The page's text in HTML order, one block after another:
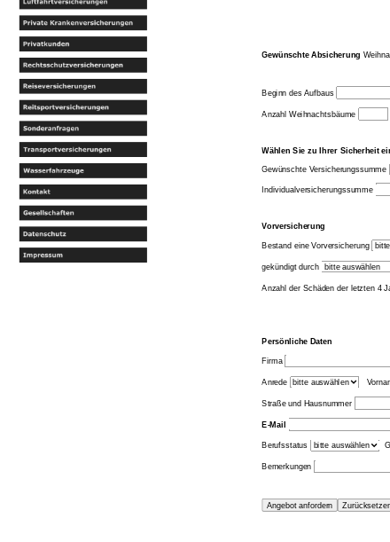
Gewünschte Absicherung
Beginn des Aufbaus
Anzahl Weihnachtsbäume
Wählen Sie zu Ihrer Sicherheit
Gewünschte Versicherungssumme
Individualversicherungssumme
Vorversicherung
Bestand eine Vorversicherung
gekündigt durch
Anzahl der Schäden der letzten 4
Persönliche Daten
Firma
Anrede
Straße und Hausnummer
E-Mail
Berufsstatus
Bemerkungen